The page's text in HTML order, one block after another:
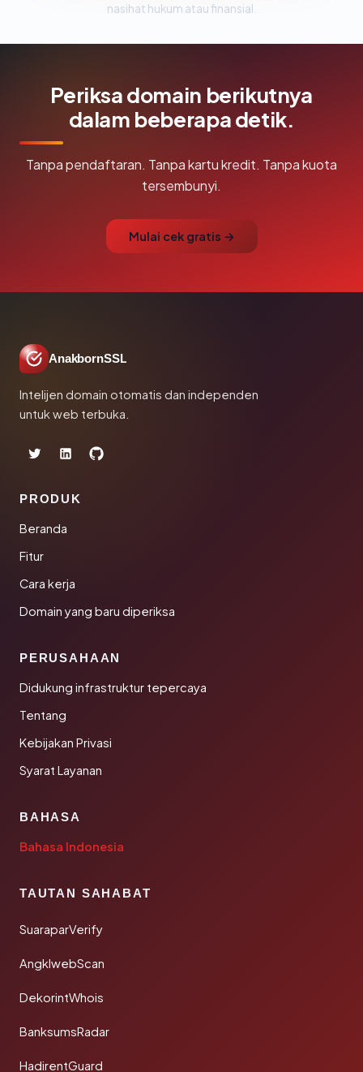
nasihat hukum atau finansial.
Periksa domain berikutnya
dalam beberapa detik.
Tanpa pendaftaran. Tanpa kartu kredit. Tanpa kuota
tersembunyi.
Mulai cek gratis →
AnakbornSSL
Intelijen domain otomatis dan independen
untuk web terbuka.
PRODUK
Beranda
Fitur
Cara kerja
Domain yang baru diperiksa
PERUSAHAAN
Didukung infrastruktur tepercaya
Tentang
Kebijakan Privasi
Syarat Layanan
BAHASA
Bahasa Indonesia
TAUTAN SAHABAT
SuaraparVerify
AngklwebScan
DekorintWhois
BanksumsRadar
HadirentGuard